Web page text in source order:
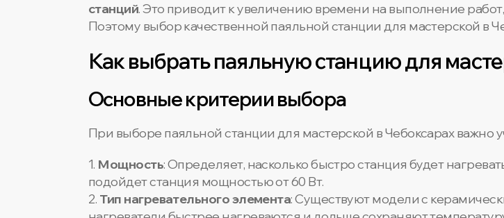
станций. Это приводит к увеличению времени на выполнение
Поэтому выбор качественной паяльной станции для мастерской в
Как выбрать паяльную станцию для
Основные критерии выбора
При выборе паяльной станции для мастерской в Чебоксарах важно
1. Мощность: Определяет, насколько быстро станция будет
подойдет станция мощностью от 60 Вт.
2. Тип нагревательного элемента: Существуют модели с